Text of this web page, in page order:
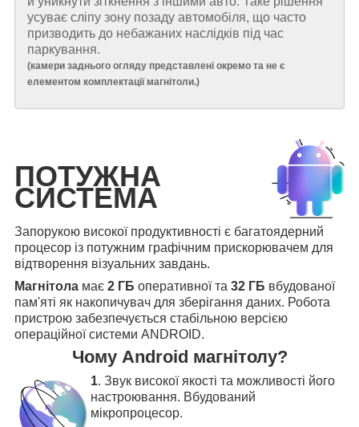
усуває сліпу зону позаду автомобіля, що часто
призводить до небажаних наслідків під час
паркування.
(камери заднього огляду представлені окремо та не є
елементом комплектації магнітоли.)
ПОТУЖНА
СИСТЕМА
Запорукою високої продуктивності є багатоядерний
процесор із потужним графічним прискорювачем для
відтворення візуальних завдань.
Магнітола має 2 ГБ оперативної та 32 ГБ вбудованої
пам'яті як накопичувач для зберігання даних. Робота
пристрою забезпечується стабільною версією
операційної системи ANDROID.
Чому Android магнітолу?
1. Звук високої якості та можливості його
настроювання. Вбудований
мікропроцесор.